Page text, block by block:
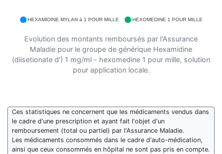
HEXAMIDINE MYLAN à 1 POUR MILLE HEXOMEDINE 1 POUR MILLE
Evolution des montants remboursés par l'Assurance
Maladie pour le groupe de générique Hexamidine
(diisetionate d') 1 mg/ml - hexomedine 1 pour mille, solution
pour application locale.
Ces statistiques ne concernent que les médicaments vendus dans
le cadre d'une prescription et ayant fait l'objet d'un
remboursement (total ou partiel) par l'Assurance Maladie.
Les médicaments consommés dans le cadre d'auto-médication,
ainsi que ceux consommés en hôpital ne sont pas pris en compte.